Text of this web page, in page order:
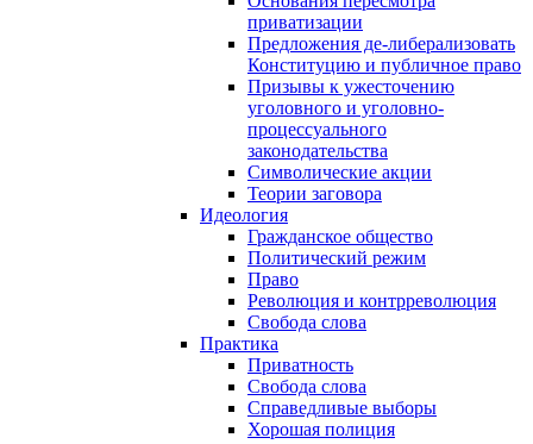
приватизации
Предложения де-либерализовать
Конституцию и публичное право
Призывы к ужесточению
уголовного и уголовно-
процессуального
законодательства
Символические акции
Теории заговора
Идеология
Гражданское общество
Политический режим
Право
Революция и контрреволюция
Свобода слова
Практика
Приватность
Свобода слова
Справедливые выборы
Хорошая полиция